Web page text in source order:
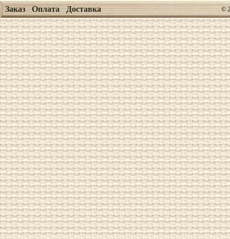
Заказ Оплата Доставка ©